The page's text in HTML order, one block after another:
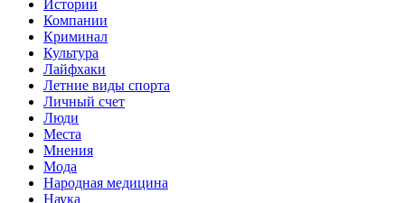
Истории
Компании
Криминал
Культура
Лайфхаки
Летние виды спорта
Личный счет
Люди
Места
Мнения
Мода
Народная медицина
Наука